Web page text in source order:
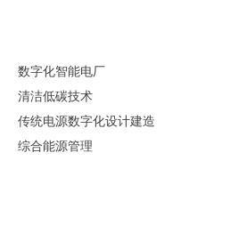
数字化智能电厂
清洁低碳技术
传统电源数字化设计建造
综合能源管理